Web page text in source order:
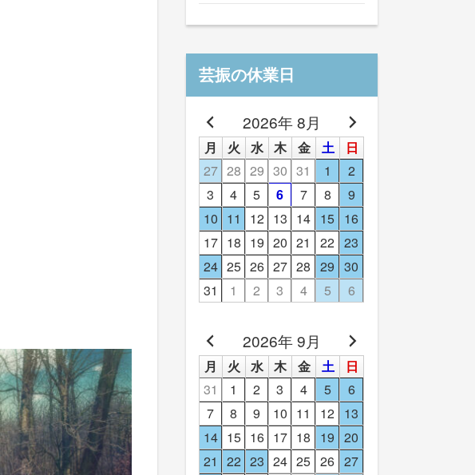
芸振の休業日
2026年 8月
月 火 水 木 金 土
日
27 28 29 30 31 1
2
3
4 5 6 7 8
9
10 11 12 13 14 15 16
17 18 19 20 21 22 23
24 25 26 27 28 29 30
31
1 2 3 4 5 6
2026年 9月
月 火 水 木 金 土
日
31
1 2 3 4 5
6
7
8 9 10 11 12 13
14 15 16 17 18 19 20
21
22 23 24 25 26 27